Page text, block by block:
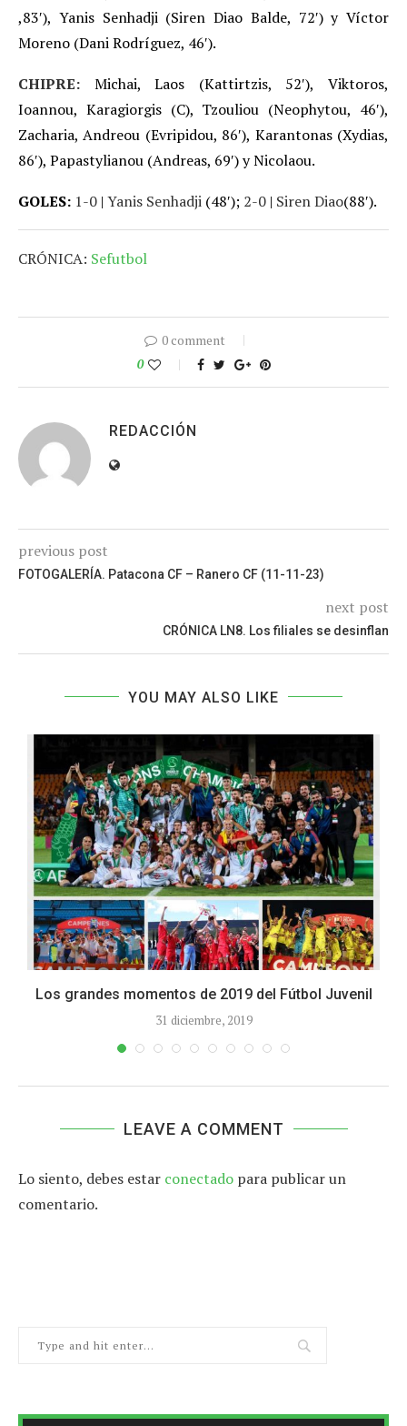
,83′), Yanis Senhadji (Siren Diao Balde, 72′) y Víctor
Moreno (Dani Rodríguez, 46′).
CHIPRE:
Michai, Laos (Kattirtzis, 52′), Viktoros,
Ioannou, Karagiorgis (C), Tzouliou (Neophytou, 46′),
Zacharia, Andreou (Evripidou, 86′), Karantonas (Xydias,
86′), Papastylianou (Andreas, 69′) y Nicolaou.
GOLES: 1-0 | Yanis Senhadji (48′); 2-0 | Siren Diao(88′).
CRÓNICA: Sefutbol
0 comment
0
REDACCIÓN
previous post
FOTOGALERÍA. Patacona CF – Ranero CF (11-11-23)
next post
CRÓNICA LN8. Los filiales se desinflan
YOU MAY ALSO LIKE
Los grandes momentos de 2019 del Fútbol Juvenil
31 diciembre, 2019
LEAVE A COMMENT
Lo siento, debes estar conectado para publicar un
comentario.